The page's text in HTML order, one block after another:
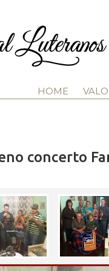
HOME
concerto